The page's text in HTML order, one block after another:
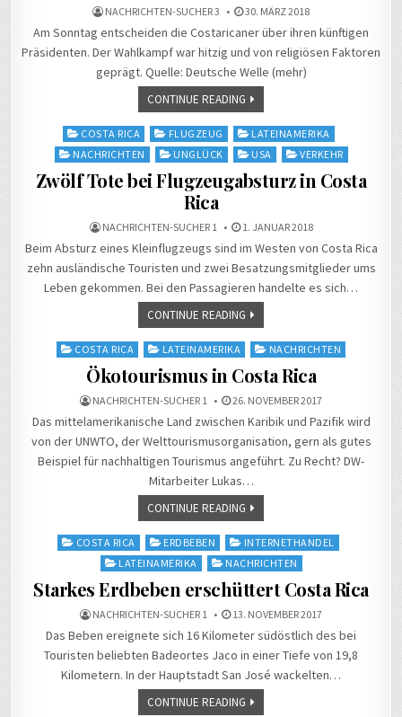
NACHRICHTEN-SUCHER 3 30. MÄRZ 2018
Am Sonntag entscheiden die Costaricaner über ihren künftigen
Präsidenten. Der Wahlkampf war hitzig und von religiösen Faktoren
geprägt. Quelle: Deutsche Welle (mehr)
CONTINUE READING
Posted
in
COSTA RICA FLUGZEUG
LATEINAMERIKA
NACHRICHTEN
UNGLÜCK USA VERKEHR
Zwölf Tote bei Flugzeugabsturz in Costa
Rica
NACHRICHTEN-SUCHER 1 1. JANUAR 2018
Beim Absturz eines Kleinflugzeugs sind im Westen von Costa Rica
zehn ausländische Touristen und zwei Besatzungsmitglieder ums
Leben gekommen. Bei den Passagieren handelte es sich…
CONTINUE READING
Posted
COSTA RICA LATEINAMERIKA NACHRICHTEN
Ökotourismus in Costa Rica
NACHRICHTEN-SUCHER 1 26. NOVEMBER 2017
Das mittelamerikanische Land zwischen Karibik und Pazifik wird
von der UNWTO, der Welttourismusorganisation, gern als gutes
Beispiel für nachhaltigen Tourismus angeführt. Zu Recht? DW-
Mitarbeiter Lukas…
CONTINUE READING
Posted
COSTA RICA ERDBEBEN
INTERNETHANDEL
LATEINAMERIKA
NACHRICHTEN
Starkes Erdbeben erschüttert Costa Rica
NACHRICHTEN-SUCHER 1 13. NOVEMBER 2017
Das Beben ereignete sich 16 Kilometer südöstlich des bei
Touristen beliebten Badeortes Jaco in einer Tiefe von 19,8
Kilometern. In der Hauptstadt San José wackelten…
CONTINUE READING